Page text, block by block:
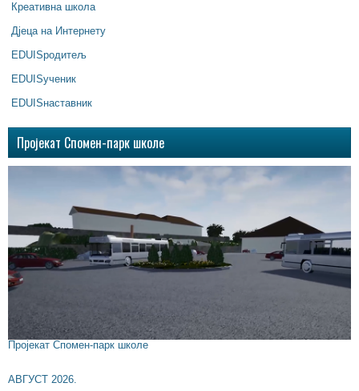
Креативна школа
Дјеца на Интернету
EDUISродитељ
EDUISученик
EDUISнаставник
Пројекат Спомен-парк школе
Пројекат Спомен-парк школе
АВГУСТ 2026.